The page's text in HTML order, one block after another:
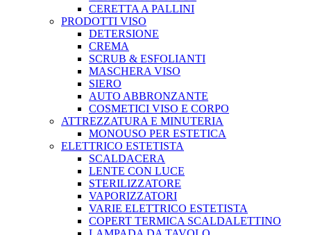
CERETTA A PALLINI
PRODOTTI VISO
DETERSIONE
CREMA
SCRUB & ESFOLIANTI
MASCHERA VISO
SIERO
AUTO ABBRONZANTE
COSMETICI VISO E CORPO
ATTREZZATURA E MINUTERIA
MONOUSO PER ESTETICA
ELETTRICO ESTETISTA
SCALDACERA
LENTE CON LUCE
STERILIZZATORE
VAPORIZZATORI
VARIE ELETTRICO ESTETISTA
COPERT TERMICA SCALDALETTINO